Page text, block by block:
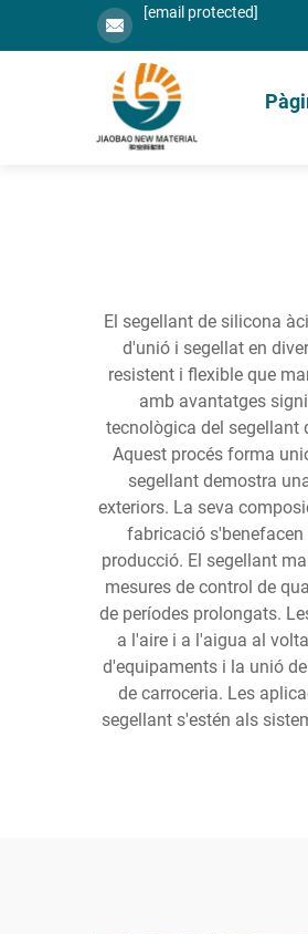
[email protected]
El segellant de silicona
d'unió i segellat en
resistent i flexible que
amb avantatges
tecnològica del segellant
Aquest procés forma
segellant demostra
exteriors. La seva
fabricació
producció. El segellant
mesures de control de
de períodes prolongats.
a l'aire i a l'aigua al
d'equipaments i la unió
de carroceria. Les
segellant s'estén als